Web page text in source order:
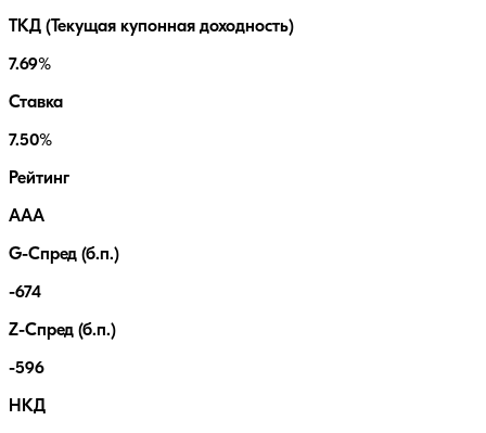
ТКД (Текущая купонная доходность)
7.69%
Ставка
7.50%
Рейтинг
AAA
G-Спред (б.п.)
-674
Z-Спред (б.п.)
-596
НКД